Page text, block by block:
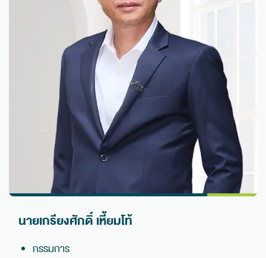
นายเกรียงศักดิ์ เหี้ยมโท้
กรรมการ